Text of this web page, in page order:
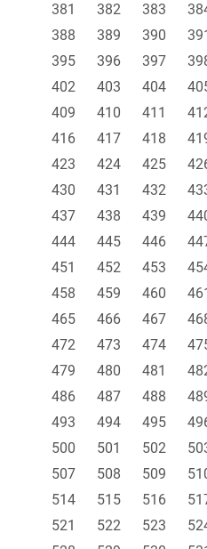
381
382 383
388
389 390
395
396 397
402
403 404
409
410 411
416
417 418
423
424 425
430
431 432
437
438 439
444
445 446
451
452 453
458
459 460
465
466 467
472
473 474
479
480 481
486
487 488
493
494 495
500
501 502
507
508 509
514
515 516
521
522 523